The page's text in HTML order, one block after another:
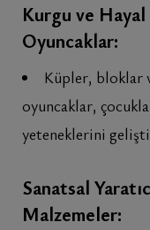
Kurgu ve
Oyuncaklar:
Küpler, bloklar
oyuncaklar,
yeteneklerini
Sanatsal
Malzemeler: